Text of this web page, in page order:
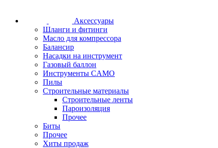
Аксессуары
Шланги и фитинги
Масло для компрессора
Балансир
Насадки на инструмент
Газовый баллон
Инструменты CAMO
Пилы
Строительные материалы
Строительные ленты
Пароизоляция
Прочее
Биты
Прочее
Хиты продаж